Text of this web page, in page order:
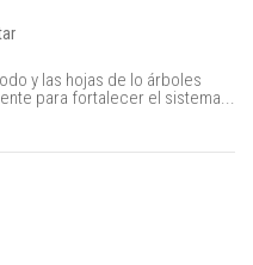
y las hojas de lo árboles
para fortalecer el sistema...